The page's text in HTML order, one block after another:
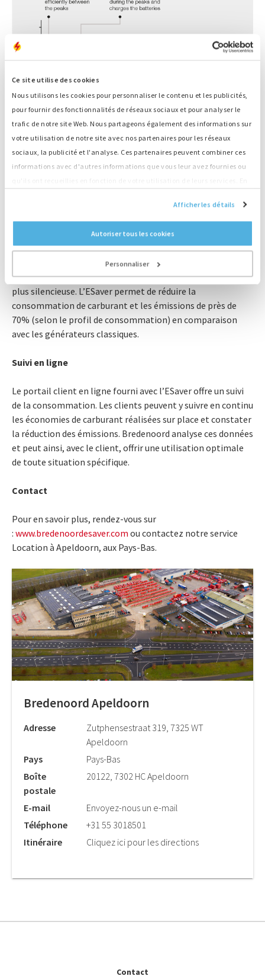
Ce site utilise des cookies
Nous utilisons les cookies pour personnaliser le contenu et les publicités,
pour fournir des fonctionnalités de réseaux sociaux et pour analyser le
trafic de notre site Web. Nous partageons également des informations sur
votre utilisation de notre site avec nos partenaires pour les réseaux
sociaux, la publicité et l'analyse. Ces partenaires peuvent combiner ces
informations avec d'autres informations que vous leur avez fournies ou
Afficher les détails
Autoriser tous les cookies
Personnaliser
Économies de carburant
générateur de Bredenoord. Dès que les batteries de l’ESaver
sont faibles ou lors de pointes de la demande énergétique,
le moteur du générateur se déclenche au bon moment, à
pleine puissance, pour une courte durée et par conséquent il
fonctionne uniquement dans sa plage opérationnelle
optimale. Grâce à l’efficacité optimale du moteur, la
production d’énergie est plus durable, plus économique et
plus silencieuse. L’ESaver permet de réduire la
consommation de carburant et les émissions de près de
70% (selon le profil de consommation) en comparaison
avec les générateurs classiques.
Suivi en ligne
Le portail client en ligne fourni avec l’ESaver offre un suivi
de la consommation. Les clients peuvent y suivre en continu
les économies de carburant réalisées sur place et constater
la réduction des émissions. Bredenoord analyse ces données
et peut ainsi, avec le client, offrir une utilisation optimale
de toute situation spécifique.
Contact
Pour en savoir plus, rendez-vous sur
: www.bredenoordesaver.com ou contactez notre service
Location à Apeldoorn, aux Pays-Bas.
Bredenoord Apeldoorn
Adresse
Zutphensestraat 319, 7325 WT
Apeldoorn
Pays
Pays-Bas
Boîte
postale
20122, 7302 HC Apeldoorn
E-mail
Envoyez-nous un e-mail
Téléphone
+31 55 3018501
Itinéraire
Cliquez ici pour les directions
Contact